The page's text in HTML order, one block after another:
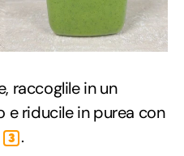
raccoglile in un
riducile in purea con
3 .